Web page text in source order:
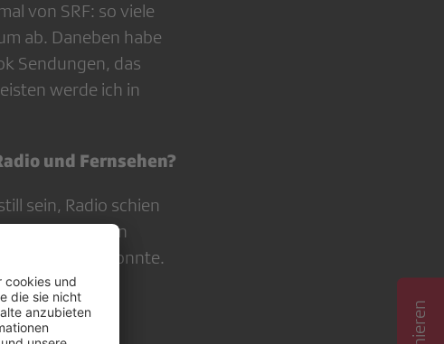
von SRF: so viele
ab. Daneben habe
Sendungen, das
werde ich in
und Fernsehen?
sein, Radio schien
zum geselligen
mitfiebern konnte.